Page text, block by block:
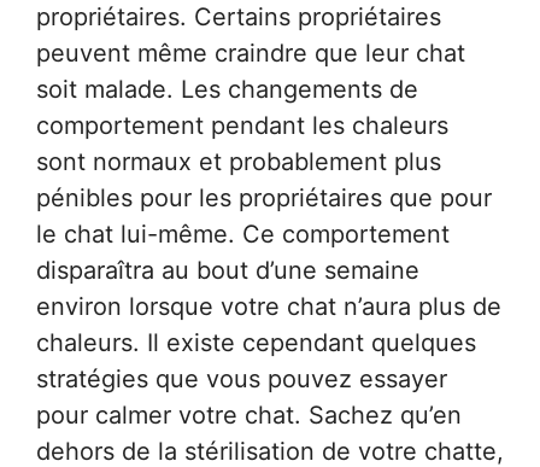
propriétaires. Certains propriétaires
peuvent même craindre que leur chat
soit malade. Les changements de
comportement pendant les chaleurs
sont normaux et probablement plus
pénibles pour les propriétaires que pour
le chat lui-même. Ce comportement
disparaîtra au bout d’une semaine
environ lorsque votre chat n’aura plus de
chaleurs. Il existe cependant quelques
stratégies que vous pouvez essayer
pour calmer votre chat. Sachez qu’en
dehors de la stérilisation de votre chatte,